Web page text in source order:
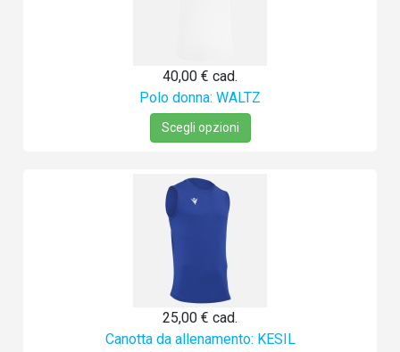
40,00 € cad.
Polo donna: WALTZ
Scegli opzioni
25,00 € cad.
Canotta da allenamento: KESIL